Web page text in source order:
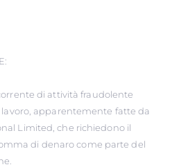
di attività fraudolente
apparentemente fatte da
Limited, che richiedono il
di denaro come parte del